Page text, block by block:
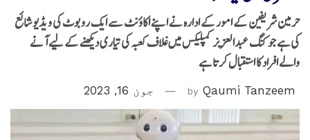
حرمین شریفین کے امور کے ادارہ نے اپنے اکاؤنٹ سے ایک روبوٹ کی ویڈیو شائع
کی ہے جو کنگ عبدالعزیز کمپلیکس میں غلاف کعبہ کی تیاری دیکھنے کے لیے آنے
والے افراد کا استقبال کرتا ہے
by Qaumi Tanzeem جون 16, 2023